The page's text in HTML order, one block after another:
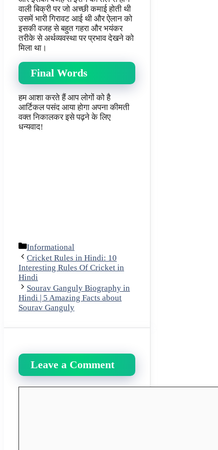
वाली बिक्री पर जो अच्छी कमाई होती थी
उसमें भारी गिरावट आई थी और ऐलान को
इसकी वजह से बहुत गहरा और भयंकर
तरीके से अर्थव्यवस्था पर प्रभाव देखने को
मिला था।
Final Words
हम आशा करते हैं आप लोगों को है
आर्टिकल पसंद आया होगा अपना कीमती
वक्त निकालकर इसे पढ़ने के लिए
धन्यवाद!
Categories
Informational
Cricket Rules in Hindi: 10
Interesting Rules Of Cricket in
Hindi
Sourav Ganguly Biography in
Hindi | 5 Amazing Facts about
Sourav Ganguly
Leave a Comment